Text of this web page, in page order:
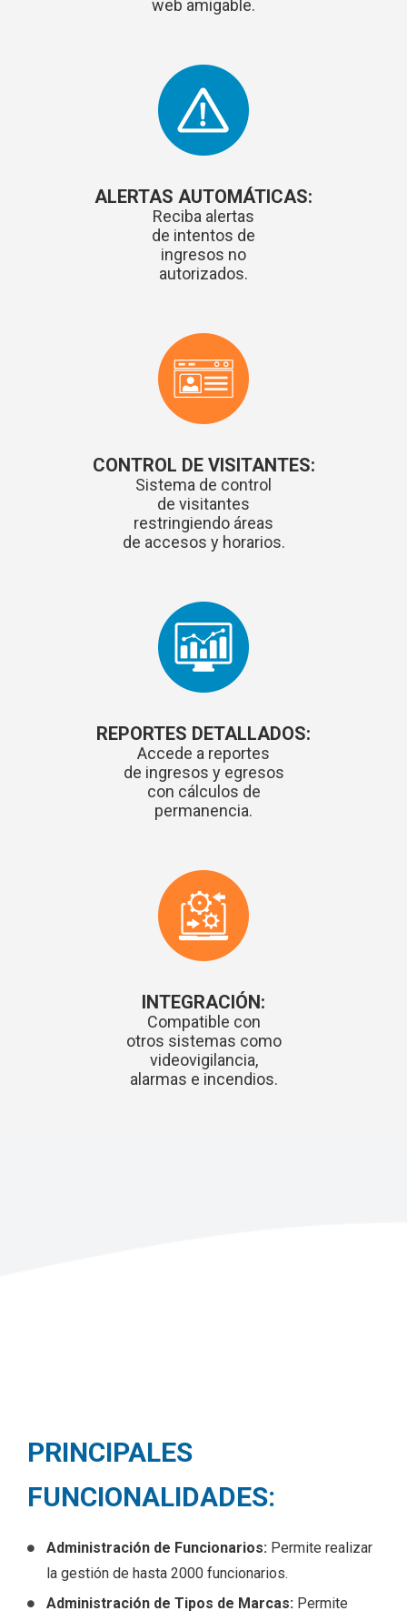
web amigable.
ALERTAS AUTOMÁTICAS:
Reciba alertas
de intentos de
ingresos no
autorizados.
CONTROL DE VISITANTES:
Sistema de control
de visitantes
restringiendo áreas
de accesos y horarios.
REPORTES DETALLADOS:
Accede a reportes
de ingresos y egresos
con cálculos de
permanencia.
INTEGRACIÓN:
Compatible con
otros sistemas como
videovigilancia,
alarmas e incendios.
PRINCIPALES
FUNCIONALIDADES:
Administración de Funcionarios: Permite realizar
la gestión de hasta 2000 funcionarios.
Administración de Tipos de Marcas: Permite